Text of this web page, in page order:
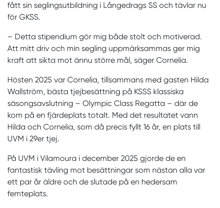
fått sin seglingsutbildning i Långedrags SS och tävlar nu
för GKSS.
– Detta stipendium gör mig både stolt och motiverad.
Att mitt driv och min segling uppmärksammas ger mig
kraft att sikta mot ännu större mål, säger Cornelia.
Hösten 2025 var Cornelia, tillsammans med gasten Hilda
Wallström, bästa tjejbesättning på KSSS klassiska
säsongsavslutning – Olympic Class Regatta – där de
kom på en fjärdeplats totalt. Med det resultatet vann
Hilda och Cornelia, som då precis fyllt 16 år, en plats till
UVM i 29er tjej.
På UVM i Vilamoura i december 2025 gjorde de en
fantastisk tävling mot besättningar som nästan alla var
ett par år äldre och de slutade på en hedersam
femteplats.